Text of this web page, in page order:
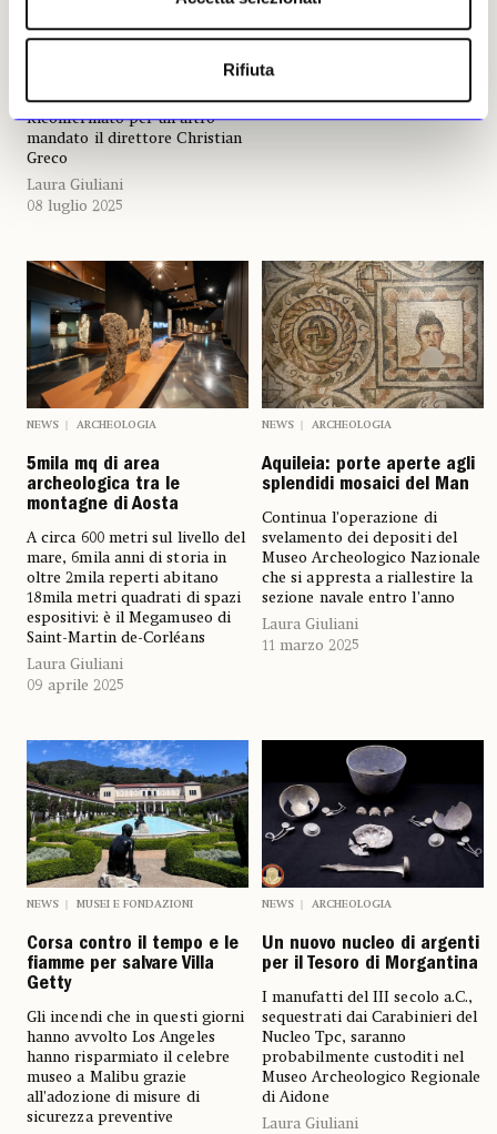
Rifiuta
Museo di Antropologia ed
pittorico già esposto.
Riconfermato per un altro
mandato il direttore Christian
Greco
Laura Giuliani
08 luglio 2025
Laura Giuliani
14 aprile 2025
NEWS ARCHEOLOGIA
5mila mq di area
archeologica tra le
montagne di Aosta
A circa 600 metri sul livello del
mare, 6mila anni di storia in
oltre 2mila reperti abitano
18mila metri quadrati di spazi
espositivi: è il Megamuseo di
Saint-Martin de-Corléans
Laura Giuliani
09 aprile 2025
NEWS ARCHEOLOGIA
Aquileia: porte aperte agli
splendidi mosaici del Man
Continua l’operazione di
svelamento dei depositi del
Museo Archeologico Nazionale
che si appresta a riallestire la
sezione navale entro l’anno
Laura Giuliani
11 marzo 2025
NEWS MUSEI E FONDAZIONI
Corsa contro il tempo e le
fiamme per salvare Villa
Getty
Gli incendi che in questi giorni
hanno avvolto Los Angeles
hanno risparmiato il celebre
museo a Malibu grazie
all’adozione di misure di
sicurezza preventive
NEWS ARCHEOLOGIA
Un nuovo nucleo di argenti
per il Tesoro di Morgantina
I manufatti del III secolo a.C.,
sequestrati dai Carabinieri del
Nucleo Tpc, saranno
probabilmente custoditi nel
Museo Archeologico Regionale
di Aidone
Laura Giuliani